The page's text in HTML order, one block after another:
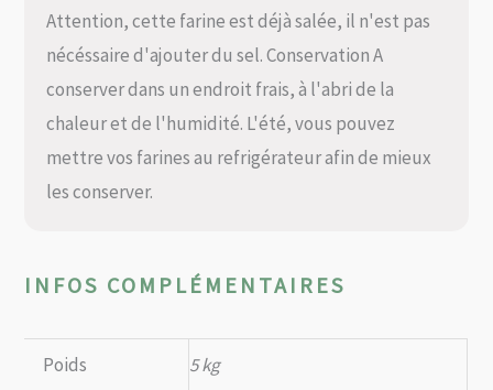
Attention, cette farine est déjà salée, il n'est pas
nécéssaire d'ajouter du sel. Conservation A
conserver dans un endroit frais, à l'abri de la
chaleur et de l'humidité. L'été, vous pouvez
mettre vos farines au refrigérateur afin de mieux
les conserver.
INFOS COMPLÉMENTAIRES
Poids 5 kg